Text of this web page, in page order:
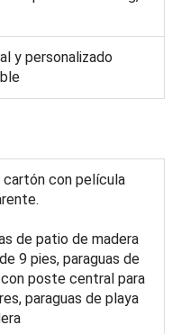
y personalizado
cartón con película
de patio de madera
9 pies, paraguas de
poste central para
paraguas de playa